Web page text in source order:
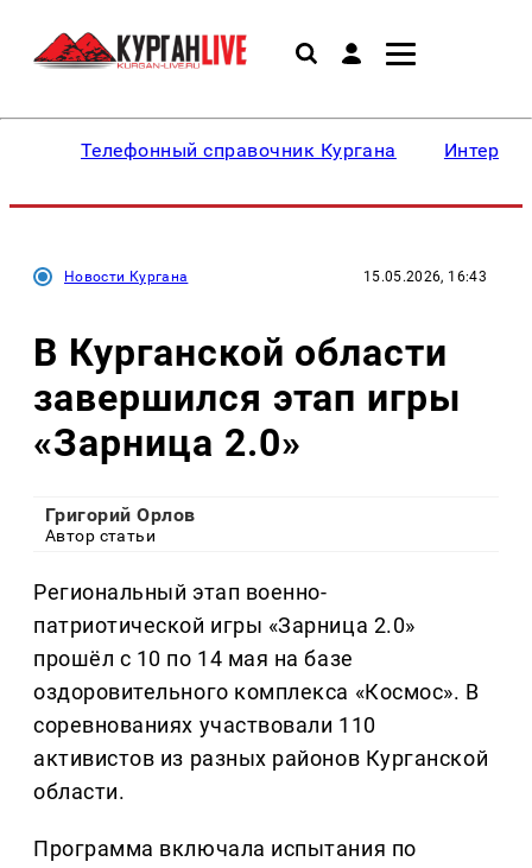
Телефонный справочник Кургана
Новости Кургана 15.05.2026, 16:43
В Курганской области
завершился этап игры
«Зарница 2.0»
Григорий Орлов
Автор статьи
Региональный этап военно-
патриотической игры «Зарница 2.0»
прошёл с 10 по 14 мая на базе
оздоровительного комплекса «Космос». В
соревнованиях участвовали 110
активистов из разных районов Курганской
области.
Программа включала испытания по